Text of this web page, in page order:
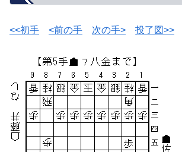
<<初手 <前の手 次の手> 投了図>>